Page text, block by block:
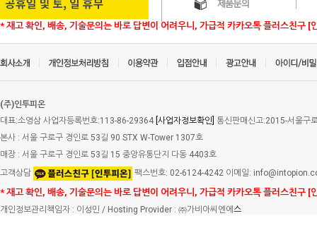
* 재고 확인, 배송, 기술문의는 바로 답변이 어려우니, 가급적 카카오톡 플러스친구 [
(주)인투피온
대표:소영삼 사업자등록번호:113-86-29364 [사업자정보확인] 통신판매신고:2015-서울구
본사 : 서울 구로구 경인로 53길 90 STX W-Tower 1307호
매장 : 서울 구로구 경인로 53길 15 중앙유통단지 다동 4403호
고객상담
팩스번호: 02-6124-4242 이메일:
* 재고 확인, 배송, 기술문의는 바로 답변이 어려우니, 가급적 카카오톡 플러스친구 [
개인정보관리책임자 : 이성민 / Hosting Provider : ㈜가비아씨엔에 스